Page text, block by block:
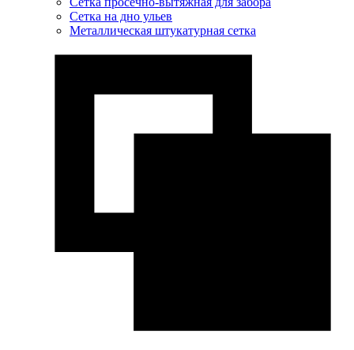
Сетка на дно ульев
Металлическая штукатурная сетка